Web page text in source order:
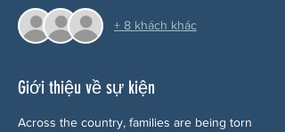
+ 8 khách khác
Giới thiệu về sự kiện
Across the country, families are being torn